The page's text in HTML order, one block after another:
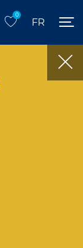
0
FR